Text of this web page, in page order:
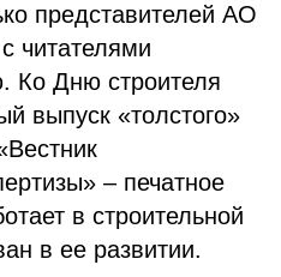
представителей АО
читателями
Ко Дню строителя
выпуск «толстого»
– печатное
в строительной
в ее развитии.